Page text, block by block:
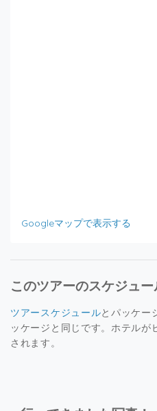
Googleマップで表示する
このツアーのスケジュー
ツアースケジュールとパッケー
ッケージと同じです。ホテルが
されます。